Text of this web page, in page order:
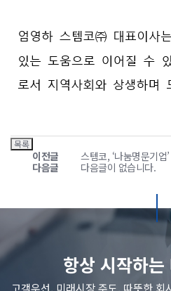
이전글
스템코, ‘나눔명문기업
다음글
다음글이 없습니다.
항상 시작하
고객우선, 미래시장 주도, 따뜻한